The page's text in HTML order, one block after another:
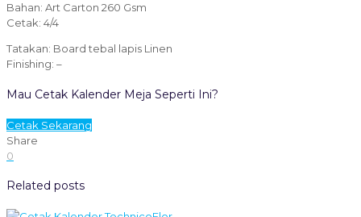
Bahan: Art Carton 260 Gsm
Cetak: 4/4
Tatakan: Board tebal lapis Linen
Finishing: –
Mau Cetak Kalender Meja Seperti Ini?
Cetak Sekarang
Share
0
Related posts